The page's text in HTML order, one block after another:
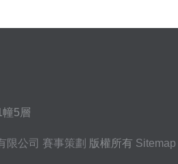
5層
限公司 賽事策劃 版權所有 Sitemap